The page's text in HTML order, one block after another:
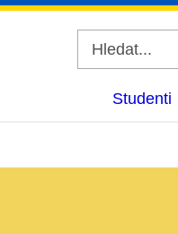
Studenti